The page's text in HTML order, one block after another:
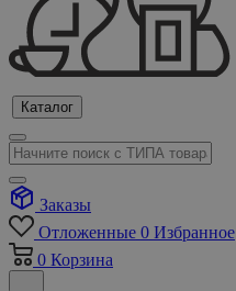
Каталог
Заказы
Отложенные 0 Избранное
0 Корзина